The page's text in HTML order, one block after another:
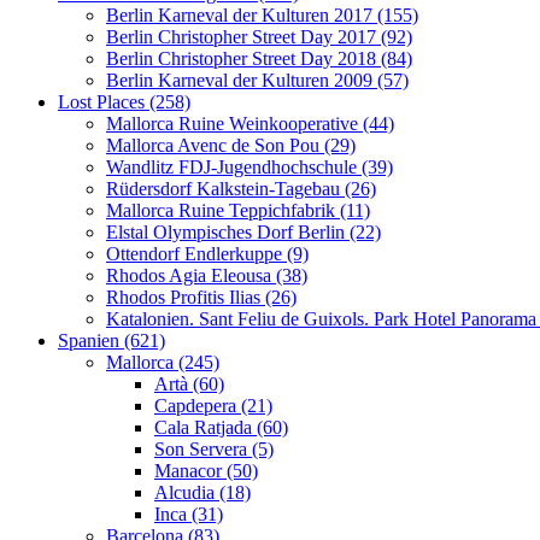
Berlin Karneval der Kulturen 2017 (155)
Berlin Christopher Street Day 2017 (92)
Berlin Christopher Street Day 2018 (84)
Berlin Karneval der Kulturen 2009 (57)
Lost Places (258)
Mallorca Ruine Weinkooperative (44)
Mallorca Avenc de Son Pou (29)
Wandlitz FDJ-Jugendhochschule (39)
Rüdersdorf Kalkstein-Tagebau (26)
Mallorca Ruine Teppichfabrik (11)
Elstal Olympisches Dorf Berlin (22)
Ottendorf Endlerkuppe (9)
Rhodos Agia Eleousa (38)
Rhodos Profitis Ilias (26)
Katalonien. Sant Feliu de Guixols. Park Hotel
Spanien (621)
Mallorca (245)
Artà (60)
Capdepera (21)
Cala Ratjada (60)
Son Servera (5)
Manacor (50)
Alcudia (18)
Inca (31)
Barcelona (83)